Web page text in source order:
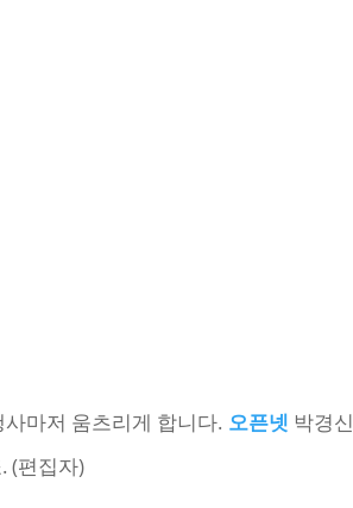
마저 움츠리게 합니다. 오픈넷 박경신
(편집자)